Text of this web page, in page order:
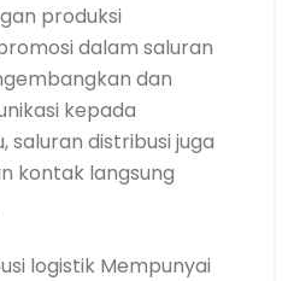
produksi
dalam saluran
dan
kepada
saluran distribusi juga
kontak langsung
logistik Mempunyai